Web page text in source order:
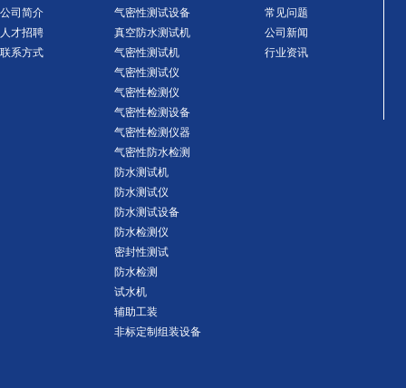
公司简介
人才招聘
联系方式
气密性测试设备
真空防水测试机
气密性测试机
气密性测试仪
气密性检测仪
气密性检测设备
气密性检测仪器
气密性防水检测
防水测试机
防水测试仪
防水测试设备
防水检测仪
密封性测试
防水检测
试水机
辅助工装
非标定制组装设备
常见问题
公司新闻
行业资讯